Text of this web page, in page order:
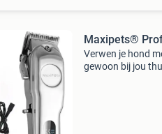
Maxipets®
Verwen je hond
gewoon bij jou